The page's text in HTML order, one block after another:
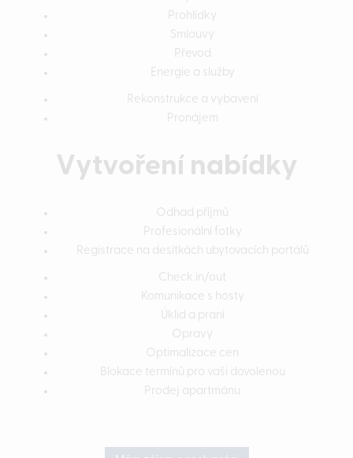
Prohlídky
Smlouvy
Převod
Energie a služby
Rekonstrukce a vybavení
Pronájem
Vytvoření nabídky
Odhad příjmů
Profesionální fotky
Registrace na desítkách ubytovacích portálů
Check in/out
Komunikace s hosty
Úklid a praní
Opravy
Optimalizace cen
Blokace termínů pro vaši dovolenou
Prodej apartmánu